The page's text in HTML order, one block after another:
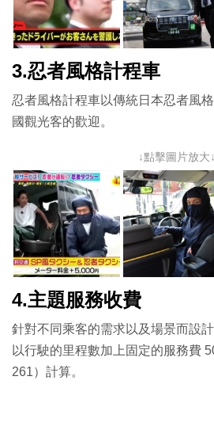
3.忍者風格計程車
忍者風格計程車以傳統日本忍者風
國觀光客的歡迎。
↓點擊圖片放大↓
4.主題服務收費
針對不同乘客的需求以及場景而設
以行駛的里程數加上固定的服務費
261）計算。